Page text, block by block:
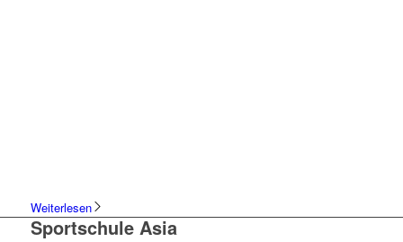
Weiterlesen
Sportschule Asia